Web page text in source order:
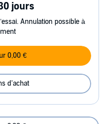
jours
Annulation possible à
0,00 €
d'achat